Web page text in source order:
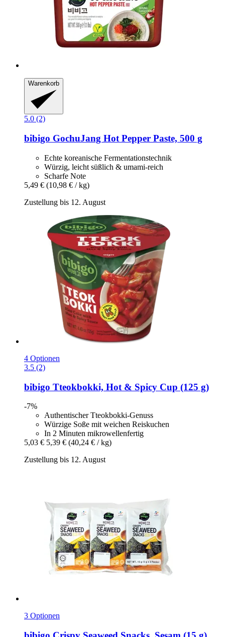
Warenkorb
5.0 (2)
bibigo GochuJang Hot Pepper Paste, 500 g
Echte koreanische Fermentationstechnik
Würzig, leicht süßlich & umami-reich
Scharfe Note
5,49 € (10,98 € / kg)
Zustellung bis 12. August
4 Optionen
3.5 (2)
bibigo Tteokbokki, Hot & Spicy Cup (125 g)
-7%
Authentischer Tteokbokki-Genuss
Würzige Soße mit weichen Reiskuchen
In 2 Minuten mikrowellenfertig
5,03 € 5,39 € (40,24 € / kg)
Zustellung bis 12. August
3 Optionen